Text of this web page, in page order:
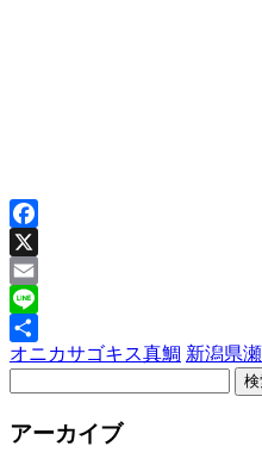
Facebook
X
Email
Line
共
オニカサゴキス真鯛 新潟県
アーカイブ